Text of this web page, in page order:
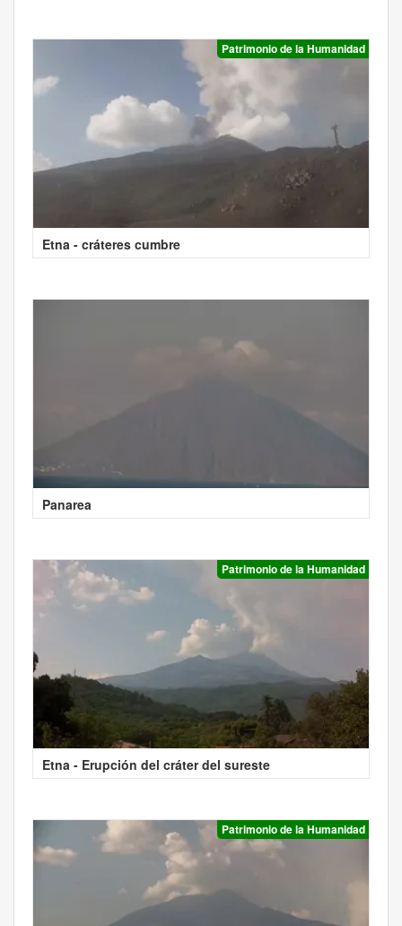
Patrimonio de la Humanidad
Etna - cráteres cumbre
Panarea
Patrimonio de la Humanidad
Etna - Erupción del cráter del sureste
Patrimonio de la Humanidad